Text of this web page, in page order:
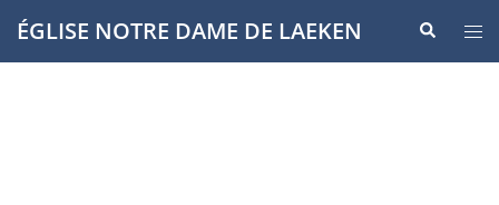
Aller
auÉGLISE NOTRE DAME DE LAEKEN
le